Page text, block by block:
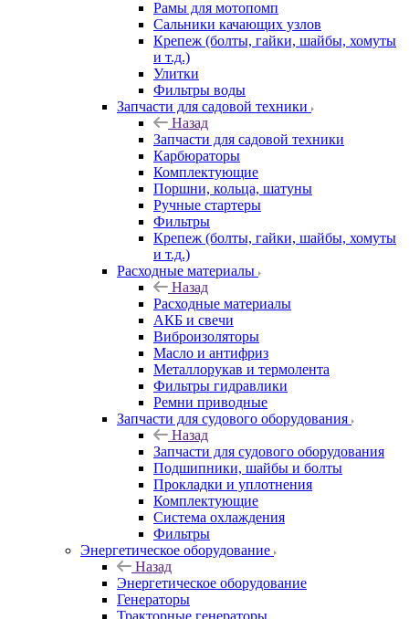
Рамы для мотопомп
Сальники качающих узлов
Крепеж (болты, гайки, шайбы, хомуты
и т.д.)
Улитки
Фильтры воды
Запчасти для садовой техники
Назад
Запчасти для садовой техники
Карбюраторы
Комплектующие
Поршни, кольца, шатуны
Ручные стартеры
Фильтры
Крепеж (болты, гайки, шайбы, хомуты
и т.д.)
Расходные материалы
Назад
Расходные материалы
АКБ и свечи
Виброизоляторы
Масло и антифриз
Металлорукав и термолента
Фильтры гидравлики
Ремни приводные
Запчасти для судового оборудования
Назад
Запчасти для судового оборудования
Подшипники, шайбы и болты
Прокладки и уплотнения
Комплектующие
Система охлаждения
Фильтры
Энергетическое оборудование
Назад
Энергетическое оборудование
Генераторы
Тракторные генераторы